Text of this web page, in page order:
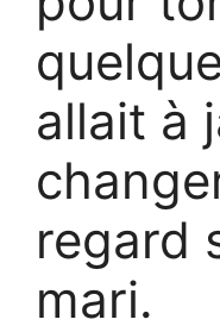
allait à
regard
mari.